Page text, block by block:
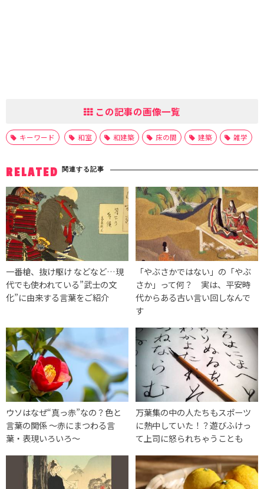
この記事の画像一覧
キーワード 和室 和建築 床の間 建築 雑学
RELATED 関連する記事
一番槍、抜け駆け などなど…現
代でも使われている”武士の文
化”に由来する言葉をご紹介
「やぶさかではない」の「やぶ
さか」って何？ 実は、平安時
代からある古い言い回しなんで
す
ウソはなぜ“真っ赤”なの？色と
言葉の関係 ～赤にまつわる言
葉・表現いろいろ～
万葉集の中の人たちもスポーツ
に熱中していた！？遊びふけっ
て上司に怒られちゃうことも